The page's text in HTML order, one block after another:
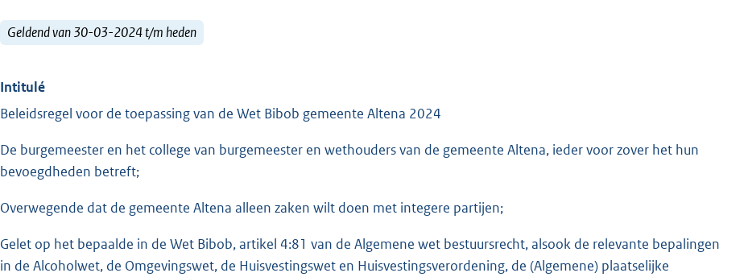
Geldend van 30-03-2024 t/m heden
Intitulé
Beleidsregel voor de toepassing van de Wet Bibob gemeente Altena 2024
De burgemeester en het college van burgemeester en wethouders van de gemeente Altena, ieder voor zover het hun
bevoegdheden betreft;
Overwegende dat de gemeente Altena alleen zaken wilt doen met integere partijen;
Gelet op het bepaalde in de Wet Bibob, artikel 4:81 van de Algemene wet bestuursrecht, alsook de relevante bepalingen
in de Alcoholwet, de Omgevingswet, de Huisvestingswet en Huisvestingsverordening, de (Algemene) plaatselijke